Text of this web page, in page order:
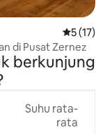
Nilai rata-
5 (17)
di Pusat Zernez
berkunjung
Suhu rata-
rata